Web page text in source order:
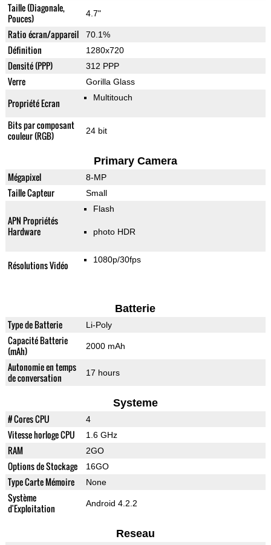
Taille (Diagonale,
Pouces)
4.7"
Ratio écran/appareil 70.1%
Définition 1280x720
Densité (PPP) 312 PPP
Verre Gorilla Glass
Propriété Ecran Multitouch
Bits par composant
couleur (RGB)
24 bit
Primary Camera
Mégapixel 8-MP
Taille Capteur Small
APN Propriétés
Hardware
Flash
photo HDR
Résolutions Vidéo 1080p/30fps
Batterie
Type de Batterie Li-Poly
Capacité Batterie
(mAh)
2000 mAh
Autonomie en temps
de conversation
17 hours
Systeme
# Cores CPU 4
Vitesse horloge CPU 1.6 GHz
RAM 2GO
Options de Stockage 16GO
Type Carte Mémoire None
Système
d'Exploitation
Android 4.2.2
Reseau